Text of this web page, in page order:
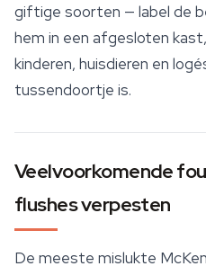
giftige soorten — label de
hem in een afgesloten
kinderen, huisdieren en
tussendoortje is.
Veelvoorkomende
flushes verpesten
De meeste mislukte